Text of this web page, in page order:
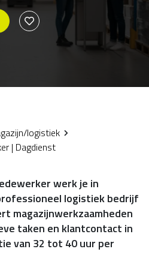
logistiek
| Dagdienst
werk je in
logistiek bedrijf
magazijnwerkzaamheden
taken en klantcontact in
van 32 tot 40 uur per